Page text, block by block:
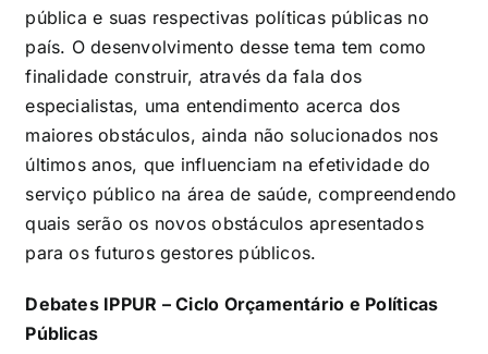
pública e suas respectivas políticas públicas no
país. O desenvolvimento desse tema tem como
finalidade construir, através da fala dos
especialistas, uma entendimento acerca dos
maiores obstáculos, ainda não solucionados nos
últimos anos, que influenciam na efetividade do
serviço público na área de saúde, compreendendo
quais serão os novos obstáculos apresentados
para os futuros gestores públicos.
Debates IPPUR – Ciclo Orçamentário e Políticas
Públicas